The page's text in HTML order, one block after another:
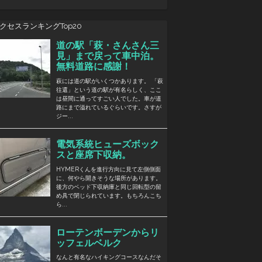
セスランキングTop20